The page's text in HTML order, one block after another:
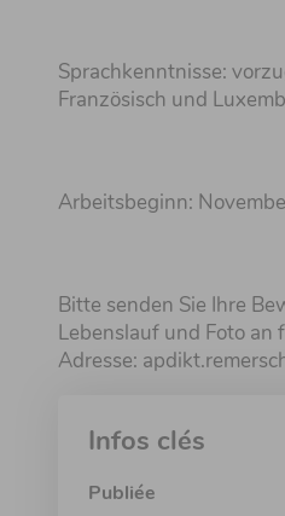
Sprachkenntnisse:
Französisch und
Arbeitsbeginn:
Bitte senden Sie Ihre
Lebenslauf und Foto an
Adresse:
Infos clés
Publiée